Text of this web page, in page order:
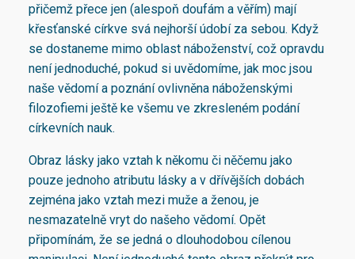
přičemž přece jen (alespoň doufám a věřím) mají
křesťanské církve svá nejhorší údobí za sebou. Když
se dostaneme mimo oblast náboženství, což opravdu
není jednoduché, pokud si uvědomíme, jak moc jsou
naše vědomí a poznání ovlivněna náboženskými
filozofiemi ještě ke všemu ve zkresleném podání
církevních nauk.
Obraz lásky jako vztah k někomu či něčemu jako
pouze jednoho atributu lásky a v dřívějších dobách
zejména jako vztah mezi muže a ženou, je
nesmazatelně vryt do našeho vědomí. Opět
připomínám, že se jedná o dlouhodobou cílenou